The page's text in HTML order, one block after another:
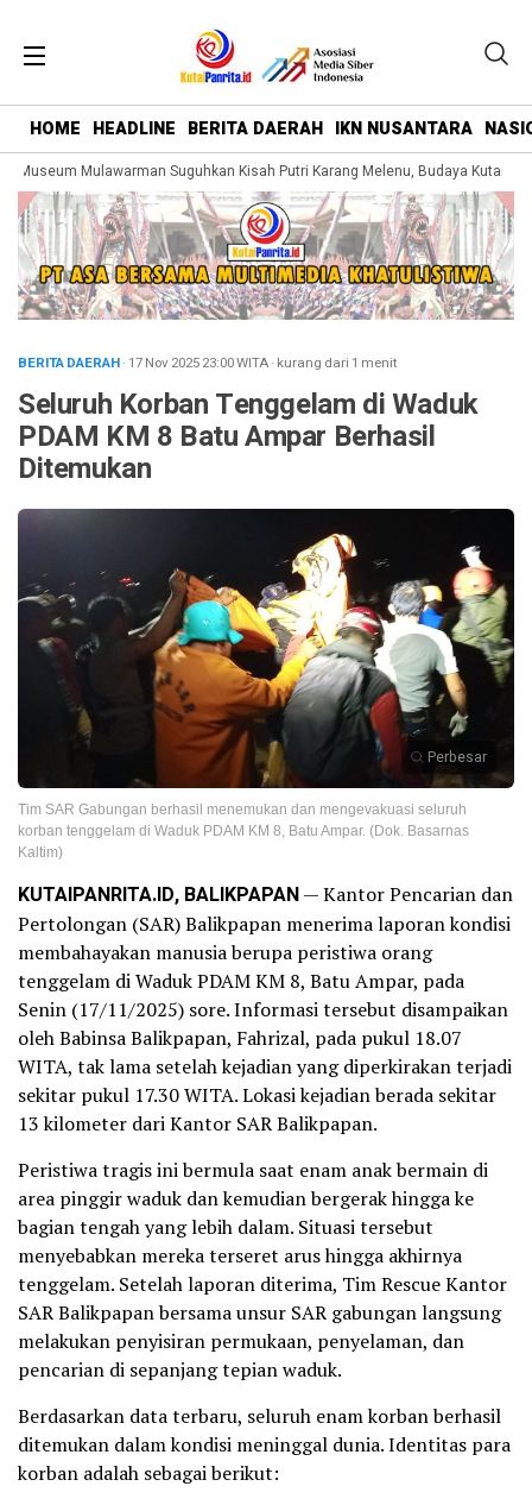
HOME HEADLINE BERITA DAERAH IKN NUSANTARA
Mulawarman Suguhkan Kisah Putri Karang Melenu, Budaya Kutai
BERITA DAERAH· 17 Nov 202523:00WITA· kurang dari 1 menit
Seluruh Korban Tenggelam di Waduk
PDAM KM 8 Batu Ampar Berhasil
Ditemukan
Perbesar
Tim SAR Gabungan berhasil menemukan dan mengevakuasi seluruh
korban tenggelam di Waduk PDAM KM 8, Batu Ampar. (Dok. Basarnas
Kaltim)
KUTAIPANRITA.ID, BALIKPAPAN— Kantor Pencarian dan
Pertolongan (SAR) Balikpapan menerima laporan kondisi
membahayakan manusia berupa peristiwa orang
tenggelam di Waduk PDAM KM 8, Batu Ampar, pada
Senin (17/11/2025) sore. Informasi tersebut disampaikan
oleh Babinsa Balikpapan, Fahrizal, pada pukul 18.07
WITA, tak lama setelah kejadian yang diperkirakan terjadi
sekitar pukul 17.30 WITA. Lokasi kejadian berada sekitar
13 kilometer dari Kantor SAR Balikpapan.
Peristiwa tragis ini bermula saat enam anak bermain di
area pinggir waduk dan kemudian bergerak hingga ke
bagian tengah yang lebih dalam. Situasi tersebut
menyebabkan mereka terseret arus hingga akhirnya
tenggelam. Setelah laporan diterima, Tim Rescue Kantor
SAR Balikpapan bersama unsur SAR gabungan langsung
melakukan penyisiran permukaan, penyelaman, dan
pencarian di sepanjang tepian waduk.
Berdasarkan data terbaru, seluruh enam korban berhasil
ditemukan dalam kondisi meninggal dunia. Identitas para
korban adalah sebagai berikut: